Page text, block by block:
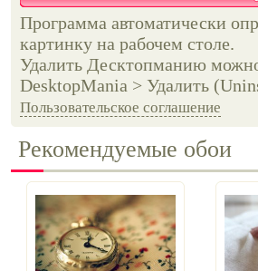
Программа автоматически
картинку на рабочем столе.
Удалить Десктопманию
DesktopMania > Удалить
Пользовательское соглашение
Рекомендуемые обои